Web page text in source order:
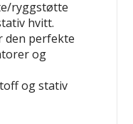
ryggstøtte
hvitt.
den perfekte
og
og stativ